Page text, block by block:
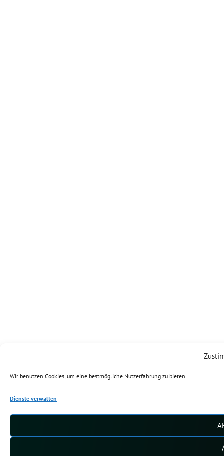
Wir benutzen Cookies, um eine bestmögliche Nutzerfahrung zu bieten.
Dienste verwalten